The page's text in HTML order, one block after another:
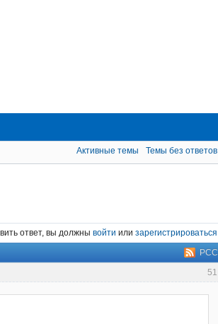
Активные темы Темы без ответов
ответ, вы должны войти или зарегистрироваться
РСС
51